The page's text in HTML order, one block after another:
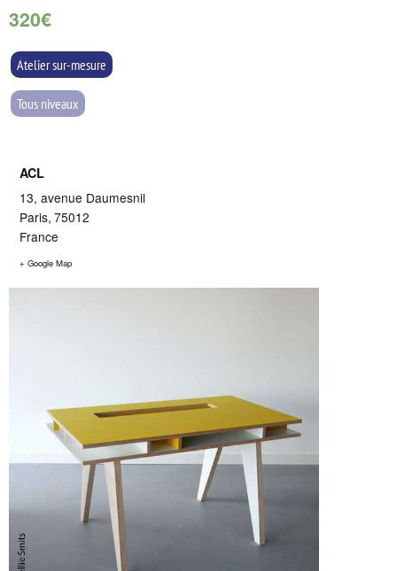
320€
Atelier sur-mesure
Tous niveaux
ACL
13, avenue Daumesnil
Paris, 75012
France
+ Google Map